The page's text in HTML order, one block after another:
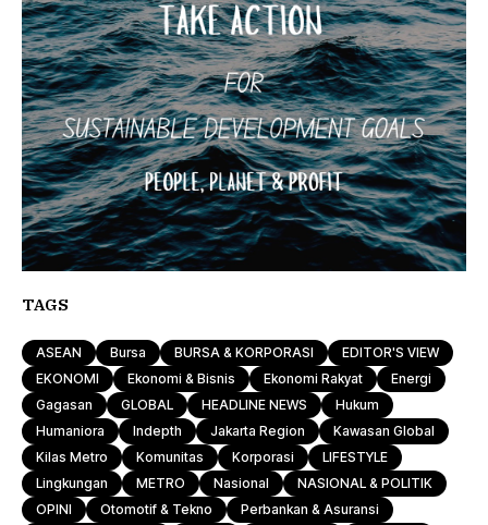
TAGS
ASEAN Bursa BURSA & KORPORASI
EDITOR'S VIEW
EKONOMI
Ekonomi & Bisnis Ekonomi Rakyat
Energi
Gagasan
GLOBAL HEADLINE NEWS
Hukum
Humaniora
Indepth Jakarta Region
Kawasan Global
Kilas Metro
Komunitas Korporasi
LIFESTYLE
Lingkungan
METRO Nasional
NASIONAL & POLITIK
OPINI
Otomotif & Tekno
Perbankan & Asuransi